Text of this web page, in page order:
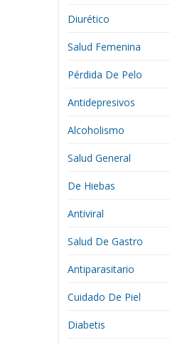
Diurético
Salud Femenina
Pérdida De Pelo
Antidepresivos
Alcoholismo
Salud General
De Hiebas
Antiviral
Salud De Gastro
Antiparasitario
Cuidado De Piel
Diabetis